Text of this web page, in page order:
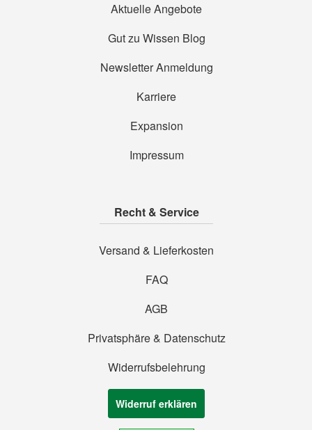
Aktuelle Angebote
Gut zu Wissen Blog
Newsletter Anmeldung
Karriere
Expansion
Impressum
Recht & Service
Versand & Lieferkosten
FAQ
AGB
Privatsphäre & Datenschutz
Widerrufsbelehrung
Widerruf erklären